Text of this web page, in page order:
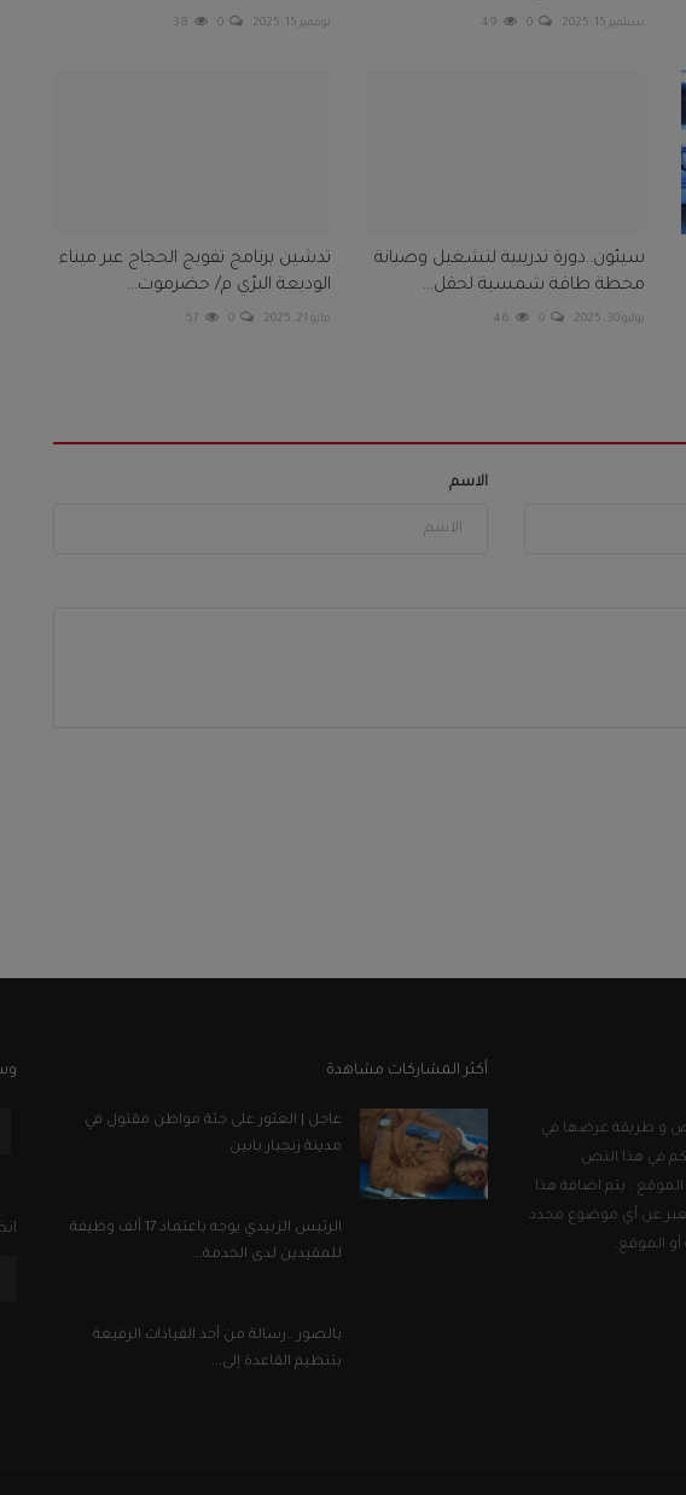
سبتمبر 15, 2025 0
49 نوفمبر 15, 2025 0
38
سيئون..دورة تدريبية لتشغيل وصيانة
محطة طاقة شمسية لحقل...
يوليو 30, 2025 0
46
تدشين برنامج تفويج الحجاج عبر ميناء
الوديعة البرّي م/ حضرموت...
مايو 21, 2025 0
57
الاسم
و طريقة عرضها في
في هذا النص
. يتم اضافة هذا
عن أي موضوع محدد
الموقع.
أكثر المشاركات مشاهدة
عاجل | العثور على جثة مواطن مقتول في
مدينة زنجبار بابين
الرئيس الزبيدي يوجه باعتماد 17 ألف وظيفة
للمقيدين لدى الخدمة...
بالصور ..رسالة من أحد القيادات الرفيعة
بتنظيم القاعدة إلى...